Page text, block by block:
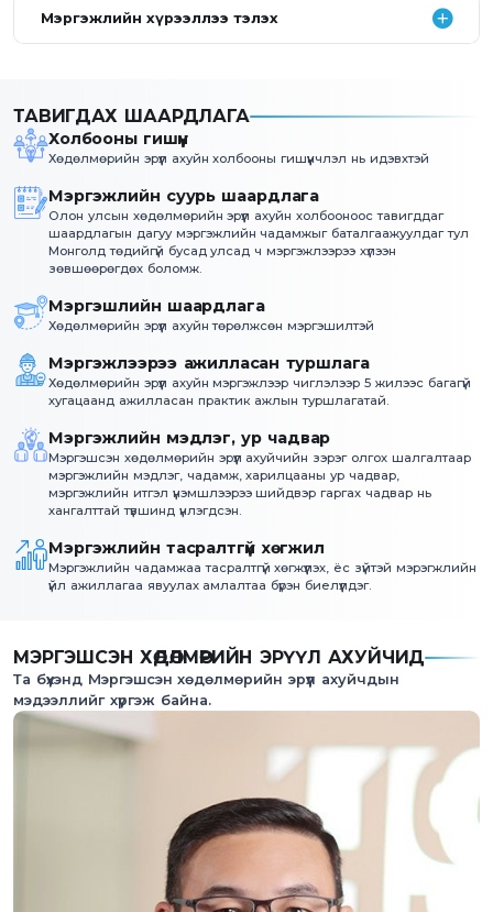
Мэргэжлийн хүрээллээ тэлэх
ТАВИГДАХ ШААРДЛАГА
Холбооны гишүүн
Хөдөлмөрийн эрүүл ахуйн холбооны гишүүнчлэл нь идэвхтэй
Мэргэжлийн суурь шаардлага
Олон улсын хөдөлмөрийн эрүүл ахуйн холбооноос тавигддаг
шаардлагын дагуу мэргэжлийн чадамжыг баталгаажуулдаг тул
Монголд төдийгүй бусад улсад ч мэргэжлээрээ хүлээн
зөвшөөрөгдөх боломж.
Мэргэшлийн шаардлага
Хөдөлмөрийн эрүүл ахуйн төрөлжсөн мэргэшилтэй
Мэргэжлээрээ ажилласан туршлага
Хөдөлмөрийн эрүүл ахуйн мэргэжлээр чиглэлээр 5 жилээс багагүй
хугацаанд ажилласан практик ажлын туршлагатай.
Мэргэжлийн мэдлэг, ур чадвар
Мэргэшсэн хөдөлмөрийн эрүүл ахуйчийн зэрэг олгох шалгалтаар
мэргэжлийн мэдлэг, чадамж, харилцааны ур чадвар,
мэргэжлийн итгэл үнэмшлээрээ шийдвэр гаргах чадвар нь
хангалттай түвшинд үнлэгдсэн.
Мэргэжлийн тасралтгүй хөгжил
Мэргэжлийн чадамжаа тасралтгүй хөгжүүлэх, ёс зүйтэй мэрэгжлийн
үйл ажиллагаа явуулах амлалтаа бүрэн биелүүлдэг.
МЭРГЭШСЭН ХӨДӨЛМӨРИЙН ЭРҮҮЛ АХУЙЧИД
Та бүхэнд Мэргэшсэн хөдөлмөрийн эрүүл ахуйчдын
мэдээллийг хүргэж байна.